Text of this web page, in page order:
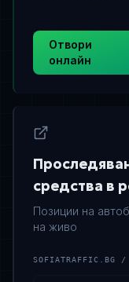
Отвори
онлайн
средства в
Позиции на
на живо
SOFIATRAFFIC.BG /